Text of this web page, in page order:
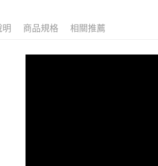
明 商品規格 相關推薦